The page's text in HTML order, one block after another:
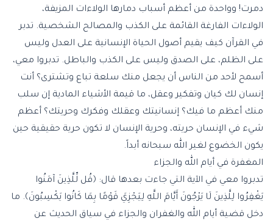
دمرت! وواحدة من أعظم أسباب دمارها الولاءات المزيفة،
الولاءات الفارغة القائمة على الكذب والمصالح الشخصية. تدبر
في القرآن كيف يقيم أصول الحياة الإنسانية على العدل وليس
على الظلم، على الصدق وليس على الكذب والباطل. تدبروا معي،
أسمح لأحد من الناس أن يجعل منك سلعة تباع وتشترى؟ أنت
إنسان لك كيان وتفكير وعقل، ما قيمة الأشياء المادية إن سلب
منك أعظم ما فيك؟ إنسانيتك وعقلك وفكرك وحريتك؟ أعظم
شيء في الإنسان حريته، وحرية الإنسان لا تكون حرية حقيقية حين
يكون الخضوع لغير الله سبحانه أبداً.
المغفرة في أيام الله والجزاء
تدبروا معي في الآية التي جاءت بعدها قال: ﴿قُل لِّلَّذِينَ آمَنُوا
يَغْفِرُوا لِلَّذِينَ لَا يَرْجُونَ أَيَّامَ اللَّهِ لِيَجْزِيَ قَوْمًا بِمَا كَانُوا يَكْسِبُونَ﴾. ما
دخل قضية أيام الله والغفران والجزاء في سياق الحديث عن